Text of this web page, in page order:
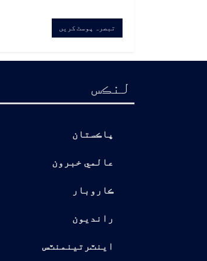
لنڪس
پاڪستان
عالمي خبرون
ڪاروبار
رانديون
اينٽرتينمنٽس